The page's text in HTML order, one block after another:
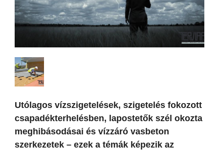
Utólagos vízszigetelések, szigetelés fokozott
csapadékterhelésben, lapostetők szél okozta
meghibásodásai és vízzáró vasbeton
szerkezetek – ezek a témák képezik az